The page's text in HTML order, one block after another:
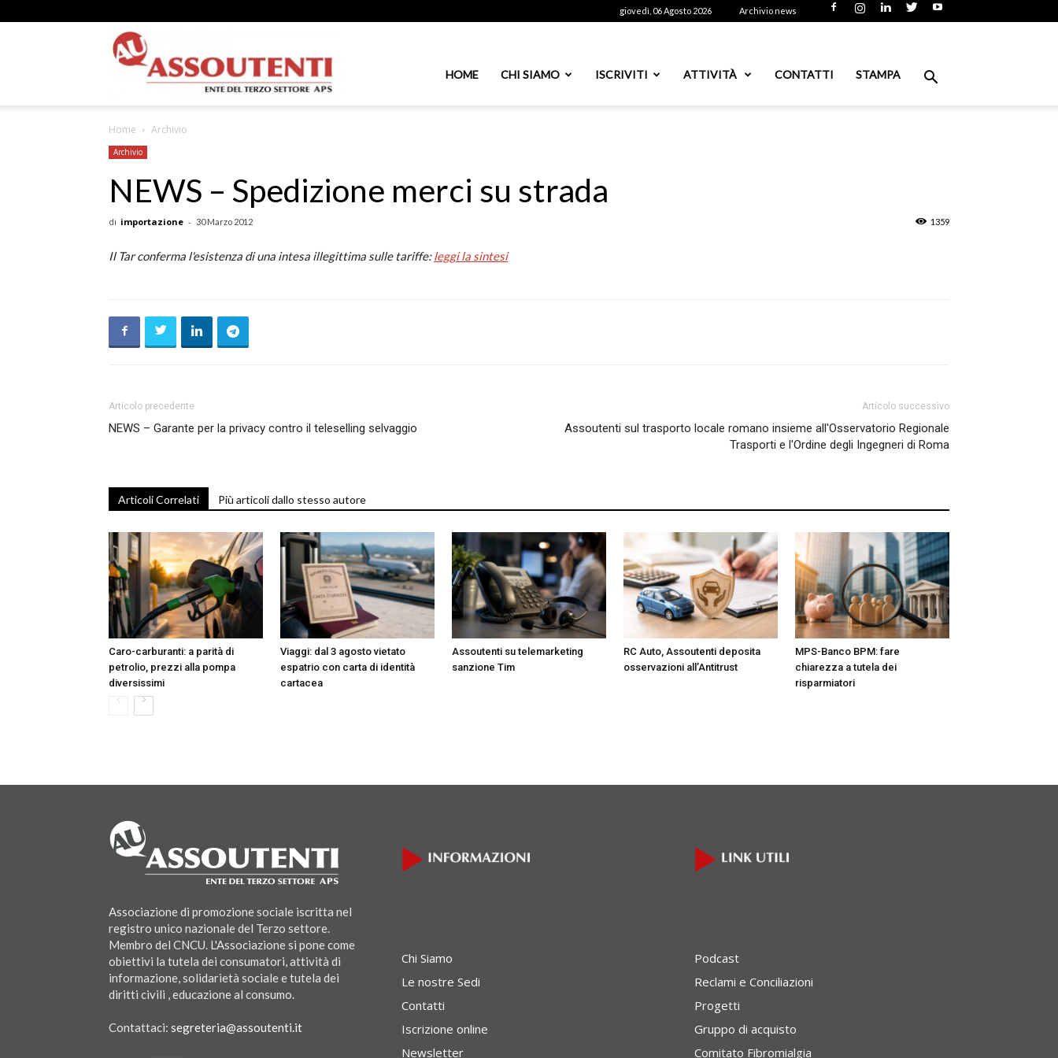
giovedì, 06 Agosto 2026 Archivio news
diritti
dei
HOME CHI SIAMO ISCRIVITI ATTIVITÀ CONTATTI STAMPA
Home Archivio
Archivio
NEWS – Spedizione merci su strada
di importazione - 30 Marzo 2012 1359
Il Tar conferma l'esistenza di una intesa illegittima sulle tariffe:leggi la sintesi
Articolo precedente
NEWS – Garante per la privacy contro il teleselling selvaggio
Articolo successivo
Assoutenti sul trasporto locale romano insieme all'Osservatorio Regionale
Trasporti e l'Ordine degli Ingegneri di Roma
Articoli Correlati Più articoli dallo stesso autore
Caro-carburanti: a parità di
petrolio, prezzi alla pompa
diversissimi
Viaggi: dal 3 agosto vietato
espatrio con carta di identità
cartacea
Assoutenti su telemarketing
sanzione Tim
RC Auto, Assoutenti deposita
osservazioni all’Antitrust
MPS-Banco BPM: fare
chiarezza a tutela dei
risparmiatori
Associazione di promozione sociale iscritta nel
registro unico nazionale del Terzo settore.
Membro del CNCU. L'Associazione si pone come
obiettivi la tutela dei consumatori, attività di
informazione, solidarietà sociale e tutela dei
diritti civili , educazione al consumo.
Contattaci: segreteria@assoutenti.it
Chi Siamo
Le nostre Sedi
Contatti
Iscrizione online
Newsletter
Podcast
Reclami e Conciliazioni
Progetti
Gruppo di acquisto
Comitato Fibromialgia